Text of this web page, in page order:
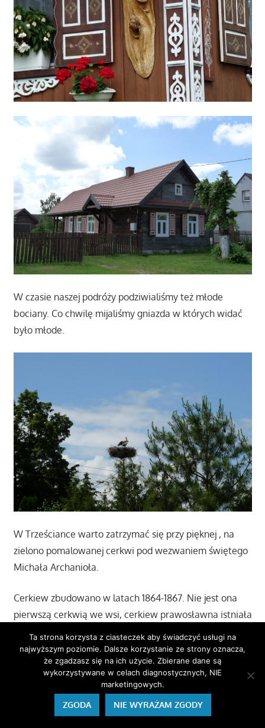
W czasie naszej podróży podziwialiśmy też młode
bociany. Co chwilę mijaliśmy gniazda w których widać
było młode.
W Trześciance warto zatrzymać się przy pięknej , na
zielono pomalowanej cerkwi pod wezwaniem świętego
Michała Archanioła.
Cerkiew zbudowano w latach 1864-1867. Nie jest ona
pierwszą cerkwią we wsi, cerkiew prawosławna istniała
w Trześciance już w XVI wieku, spłonęła w XIX wieku i
nie została odbudowana.
Dzisiejsza cerkiew w Trześciance jest od 2014 roku
intensywnie zielona, wcześniej miała ona brązowy
kolor. Zielony kolor w prawosławiu symbolizuje ducha
Ta strona korzysta z ciasteczek aby świadczyć usługi na
najwyższym poziomie. Dalsze korzystanie ze strony oznacza,
że zgadzasz się na ich użycie. Zbierane dane są
wykorzystywane w celach diagnostycznych, NIE
marketingowych.
ZGODA NIE WYRAŻAM ZGODY